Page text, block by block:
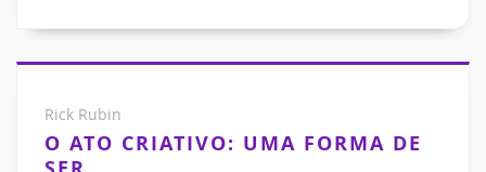
Rick Rubin
O ATO CRIATIVO: UMA FORMA DE